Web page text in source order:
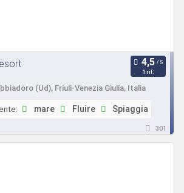
1 rif.
(Ud), Friuli-Venezia Giulia, Italia
mare Fluire Spiaggia
301